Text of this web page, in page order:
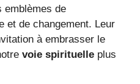
emblèmes de
et de changement. Leur
à embrasser le
voie spirituelle plus